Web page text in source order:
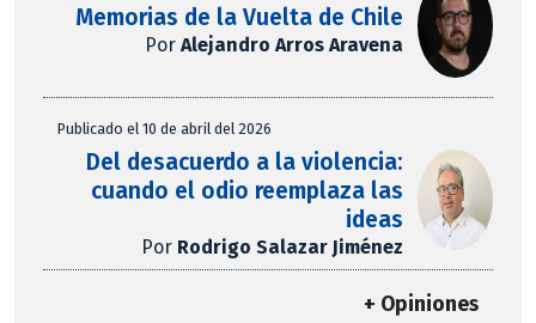
Memorias de la Vuelta de Chile
PorAlejandro Arros Aravena
Publicado el 10 de abril del 2026
Del desacuerdo a la violencia:
cuando el odio reemplaza las
ideas
Por Rodrigo Salazar Jiménez
+ Opiniones